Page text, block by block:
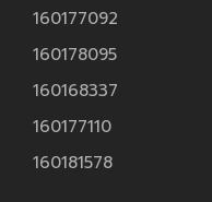
160177092
160178095
160168337
160177110
160181578